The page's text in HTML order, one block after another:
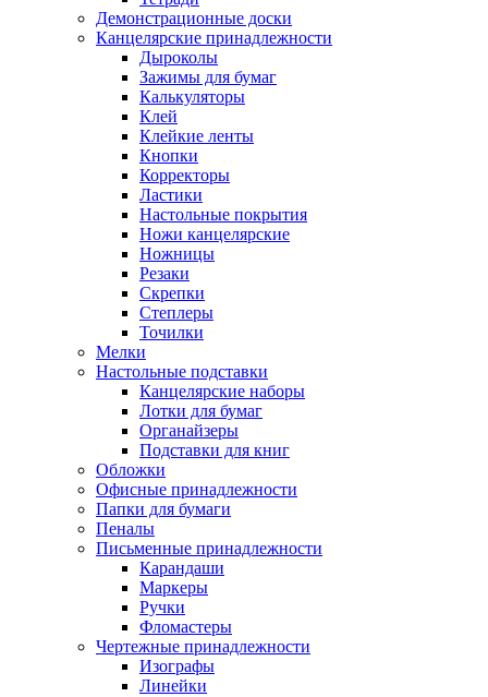
Демонстрационные доски
Канцелярские принадлежности
Дыроколы
Зажимы для бумаг
Калькуляторы
Клей
Клейкие ленты
Кнопки
Корректоры
Ластики
Настольные покрытия
Ножи канцелярские
Ножницы
Резаки
Скрепки
Степлеры
Точилки
Мелки
Настольные подставки
Канцелярские наборы
Лотки для бумаг
Органайзеры
Подставки для книг
Обложки
Офисные принадлежности
Папки для бумаги
Пеналы
Письменные принадлежности
Карандаши
Маркеры
Ручки
Фломастеры
Чертежные принадлежности
Изографы
Линейки